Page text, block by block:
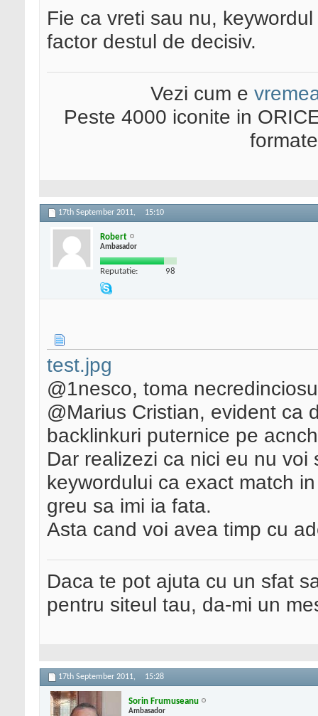
Fie ca vreti sau nu,
factor destul de decisiv.
Vezi cum e
Peste 4000 iconite in
17th September 2011, 15:10
Robert
Ambasador
Reputatie: 98
test.jpg
@1nesco, toma
@Marius Cristian, evident ca
backlinkuri puternice pe
Dar realizezi ca nici eu nu
keywordului ca exact match
greu sa imi ia fata.
Asta cand voi avea timp cu
Daca te pot ajuta cu un sfat
pentru siteul tau, da-mi un
17th September 2011, 15:28
Sorin Frumuseanu
Ambasador